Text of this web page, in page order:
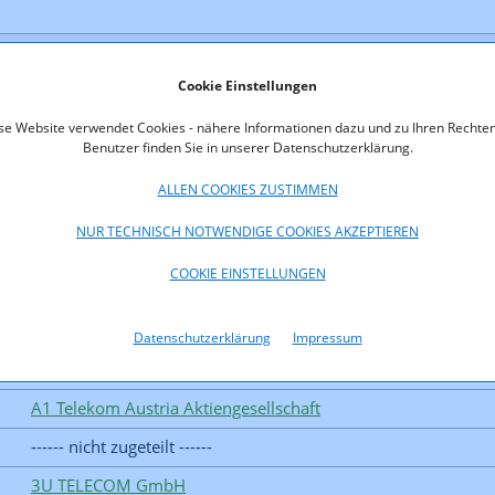
Cookie Einstellungen
Website verwendet Cookies - nähere Informationen dazu und zu Ihren
Benutzer finden Sie in unserer Datenschutzerklärung.
ALLEN COOKIES ZUSTIMMEN
NUR TECHNISCH NOTWENDIGE COOKIES AKZEPTIEREN
COOKIE EINSTELLUNGEN
Datenschutzerklärung Impressum